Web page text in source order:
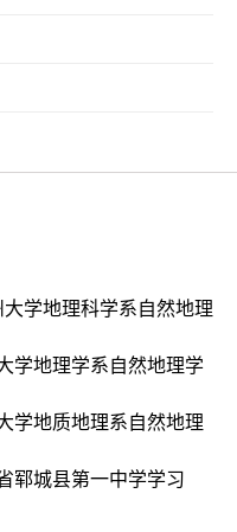
大学地理科学系自然地理
学地理学系自然地理学
学地质地理系自然地理
郓城县第一中学学习